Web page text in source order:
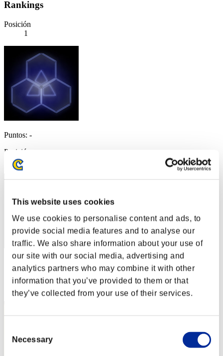
This website uses cookies
We use cookies to personalise content and ads, to
provide social media features and to analyse our
traffic. We also share information about your use of
our site with our social media, advertising and
analytics partners who may combine it with other
information that you’ve provided to them or that
they’ve collected from your use of their services.
Selection
Necessary
Rankings
Posición
1
Puntos: -
Posición
Posición